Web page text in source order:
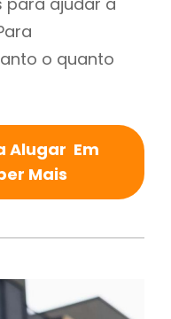
o quanto
Alugar Em
Mais